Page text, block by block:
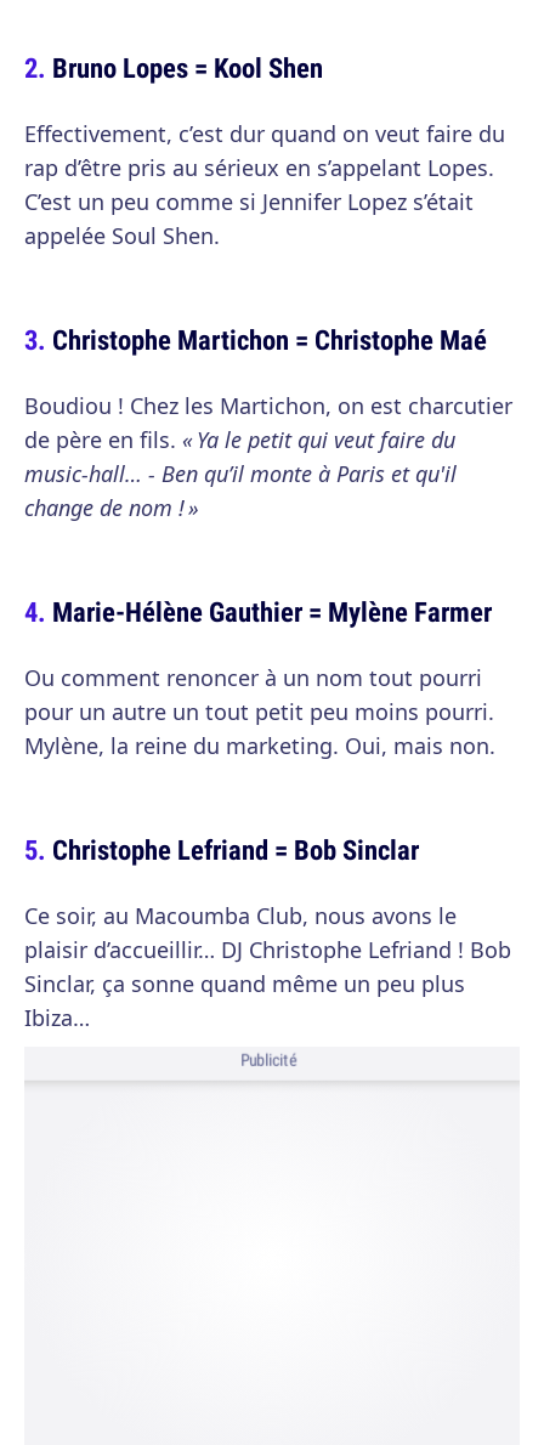
Bruno Lopes = Kool Shen
Effectivement, c’est dur quand on veut faire du
rap d’être pris au sérieux en s’appelant Lopes.
C’est un peu comme si Jennifer Lopez s’était
appelée Soul Shen.
Christophe Martichon = Christophe Maé
Boudiou ! Chez les Martichon, on est charcutier
de père en fils. « Ya le petit qui veut faire du
music-hall… - Ben qu’il monte à Paris et qu'il
change de nom ! »
Marie-Hélène Gauthier = Mylène Farmer
Ou comment renoncer à un nom tout pourri
pour un autre un tout petit peu moins pourri.
Mylène, la reine du marketing. Oui, mais non.
Christophe Lefriand = Bob Sinclar
Ce soir, au Macoumba Club, nous avons le
plaisir d’accueillir… DJ Christophe Lefriand ! Bob
Sinclar, ça sonne quand même un peu plus
Ibiza…
Publicité